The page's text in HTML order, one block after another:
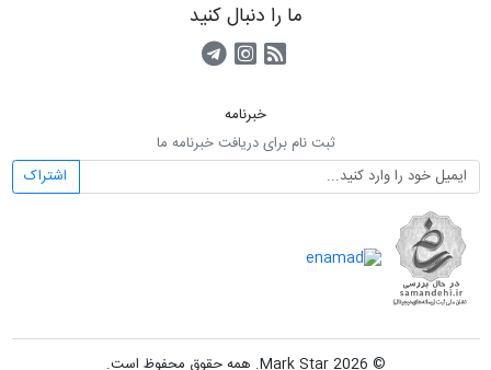
ما را دنبال کنید
RSSکانال آپارات
کانال تلگرام
خبرنامه
ثبت نام برای دریافت خبرنامه ما
اشتراک
© 2026 Mark Star. همه حقوق محفوظ است.